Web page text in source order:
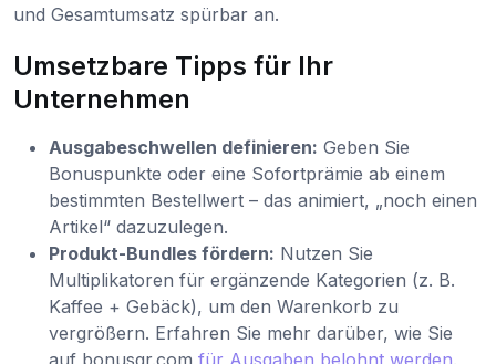
und Gesamtumsatz spürbar an.
Umsetzbare Tipps für Ihr
Unternehmen
Ausgabeschwellen definieren: Geben Sie
Bonuspunkte oder eine Sofortprämie ab einem
bestimmten Bestellwert – das animiert, „noch einen
Artikel“ dazuzulegen.
Produkt-Bundles fördern: Nutzen Sie
Multiplikatoren für ergänzende Kategorien (z. B.
Kaffee + Gebäck), um den Warenkorb zu
vergrößern. Erfahren Sie mehr darüber, wie Sie
auf bonusqr.com für Ausgaben belohnt werden.